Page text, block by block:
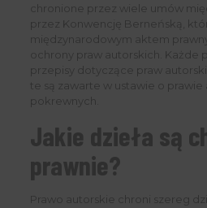
chronione przez wiele umów
przez Konwencję Berneńską,
międzynarodowym aktem
ochrony praw autorskich. Każde
przepisy dotyczące praw
te są zawarte w ustawie o
pokrewnych.
Jakie dzieła są
prawnie?
Prawo autorskie chroni szereg